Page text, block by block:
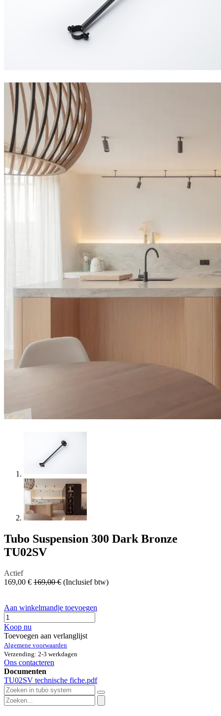
Tubo Suspension 300 Dark Bronze
TU02SV
Actief
169,00 € 169,00€ (Inclusief btw)
Aan winkelmandje toevoegen
Koop nu
Toevoegen aan verlanglijst
Algemene voorwaarden
Verzending: 2-3 werkdagen
Ons contacteren
Documenten
TU02SV technische fiche.pdf